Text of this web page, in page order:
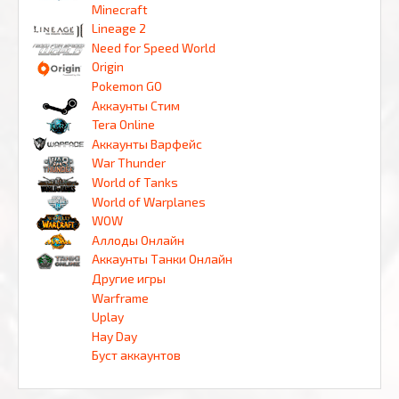
Minecraft
Lineage 2
Need for Speed World
Origin
Pokemon GO
Аккаунты Стим
Tera Online
Аккаунты Варфейс
War Thunder
World of Tanks
World of Warplanes
WOW
Аллоды Онлайн
Аккаунты Танки Онлайн
Другие игры
Warframe
Uplay
Hay Day
Буст аккаунтов